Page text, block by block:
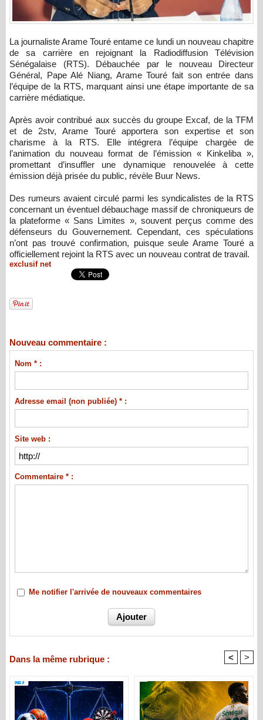
La journaliste Arame Touré entame ce lundi un nouveau chapitre
de sa carrière en rejoignant la Radiodiffusion Télévision
Sénégalaise (RTS). Débauchée par le nouveau Directeur
Général, Pape Alé Niang, Arame Touré fait son entrée dans
l’équipe de la RTS, marquant ainsi une étape importante de sa
carrière médiatique.
Après avoir contribué aux succès du groupe Excaf, de la TFM
et de 2stv, Arame Touré apportera son expertise et son
charisme à la RTS. Elle intégrera l’équipe chargée de
l’animation du nouveau format de l’émission « Kinkeliba »,
promettant d’insuffler une dynamique renouvelée à cette
émission déjà prisée du public, révèle Buur News.
Des rumeurs avaient circulé parmi les syndicalistes de la RTS
concernant un éventuel débauchage massif de chroniqueurs de
la plateforme « Sans Limites », souvent perçus comme des
défenseurs du Gouvernement. Cependant, ces spéculations
n’ont pas trouvé confirmation, puisque seule Arame Touré a
officiellement rejoint la RTS avec un nouveau contrat de travail.
exclusif net
Nouveau commentaire :
Nom * :
Adresse email (non publiée) * :
Site web :
Commentaire * :
Me notifier l'arrivée de nouveaux commentaires
Dans la même rubrique : < >